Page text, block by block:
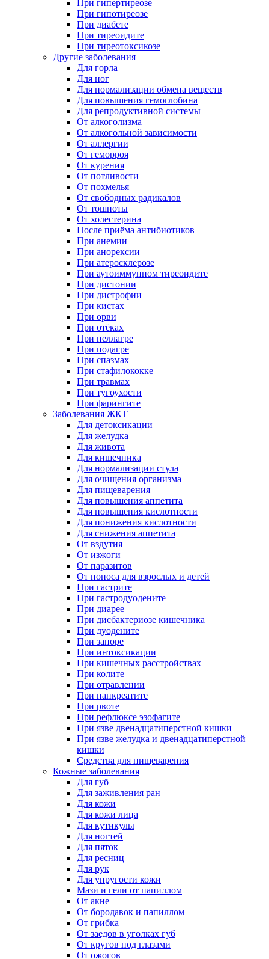
При гипертиреозе
При гипотиреозе
При диабете
При тиреоидите
При тиреотоксикозе
Другие заболевания
Для горла
Для ног
Для нормализации обмена веществ
Для повышения гемоглобина
Для репродуктивной системы
От алкоголизма
От алкогольной зависимости
От аллергии
От геморроя
От курения
От потливости
От похмелья
От свободных радикалов
От тошноты
От холестерина
После приёма антибиотиков
При анемии
При анорексии
При атеросклерозе
При аутоиммунном тиреоидите
При дистонии
При дистрофии
При кистах
При орви
При отёках
При пеллагре
При подагре
При спазмах
При стафилококке
При травмах
При тугоухости
При фарингите
Заболевания ЖКТ
Для детоксикации
Для желудка
Для живота
Для кишечника
Для нормализации стула
Для очищения организма
Для пищеварения
Для повышения аппетита
Для повышения кислотности
Для понижения кислотности
Для снижения аппетита
От вздутия
От изжоги
От паразитов
От поноса для взрослых и детей
При гастрите
При гастродуодените
При диарее
При дисбактериозе кишечника
При дуодените
При запоре
При интоксикации
При кишечных расстройствах
При колите
При отравлении
При панкреатите
При рвоте
При рефлюксе эзофагите
При язве двенадцатиперстной кишки
При язве желудка и двенадцатиперстной
кишки
Средства для пищеварения
Кожные заболевания
Для губ
Для заживления ран
Для кожи
Для кожи лица
Для кутикулы
Для ногтей
Для пяток
Для ресниц
Для рук
Для упругости кожи
Мази и гели от папиллом
От акне
От бородавок и папиллом
От грибка
От заедов в уголках губ
От кругов под глазами
От ожогов